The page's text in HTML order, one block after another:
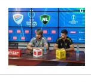
0